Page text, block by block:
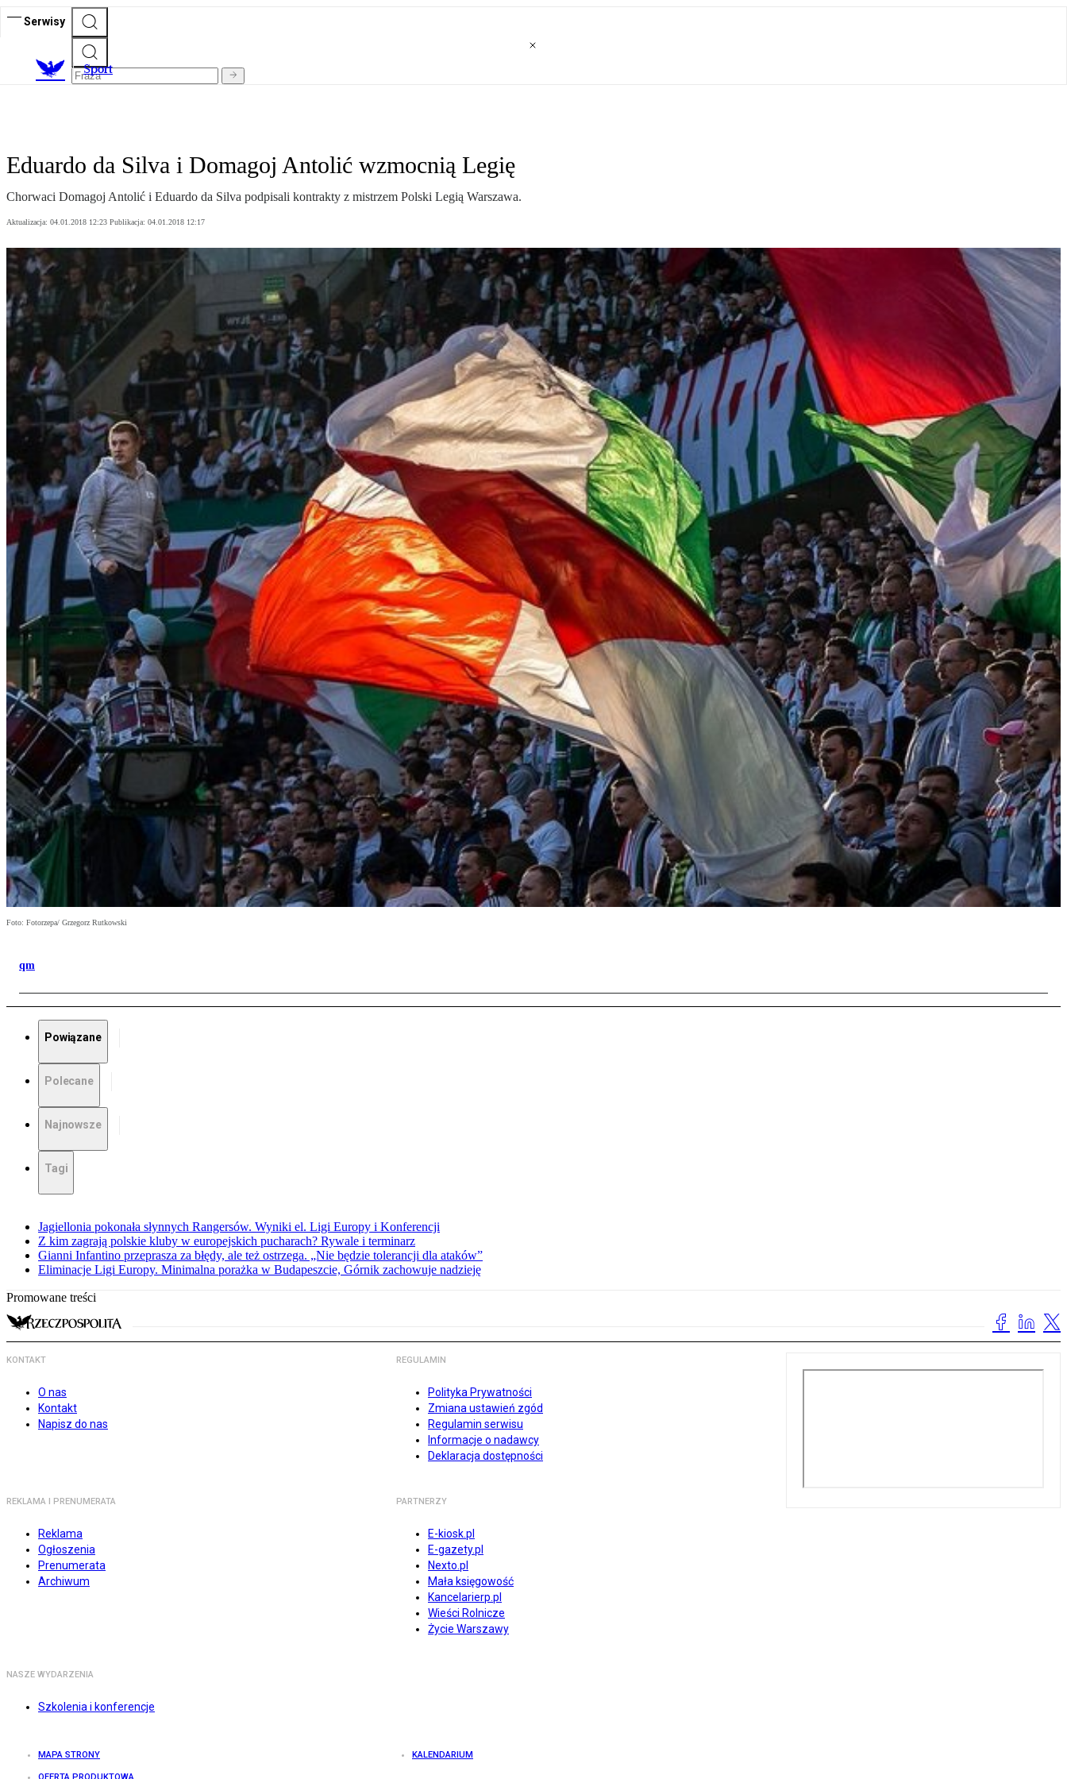
Serwisy
Sport
Eduardo da Silva i Domagoj Antolić wzmocnią Legię
Chorwaci Domagoj Antolić i Eduardo da Silva podpisali kontrakty z mistrzem Polski Legią Warszawa.
Aktualizacja: 04.01.2018 12:23 Publikacja: 04.01.2018 12:17
Foto: Fotorzepa/ Grzegorz Rutkowski
qm
Powiązane
Polecane
Najnowsze
Tagi
Jagiellonia pokonała słynnych Rangersów. Wyniki el. Ligi Europy i Konferencji
Z kim zagrają polskie kluby w europejskich pucharach? Rywale i terminarz
Gianni Infantino przeprasza za błędy, ale też ostrzega. „Nie będzie tolerancji dla ataków”
Eliminacje Ligi Europy. Minimalna porażka w Budapeszcie, Górnik zachowuje nadzieję
Promowane treści
KONTAKT
O nas
Kontakt
Napisz do nas
REGULAMIN
Polityka Prywatności
Zmiana ustawień zgód
Regulamin serwisu
Informacje o nadawcy
Deklaracja dostępności
REKLAMA I PRENUMERATA
Reklama
Ogłoszenia
Prenumerata
Archiwum
PARTNERZY
E-kiosk.pl
E-gazety.pl
Nexto.pl
Mała księgowość
Kancelarierp.pl
Wieści Rolnicze
Życie Warszawy
NASZE WYDARZENIA
Szkolenia i konferencje
MAPA STRONY KALENDARIUM